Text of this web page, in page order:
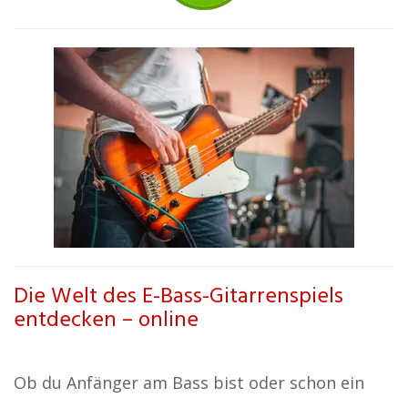
Die Welt des E-Bass-Gitarrenspiels
entdecken – online
Ob du Anfänger am Bass bist oder schon ein